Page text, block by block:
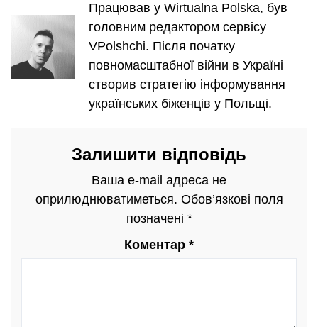
Працював у Wirtualna Polska, був
головним редактором сервісу
VPolshchi. Після початку
повномасштабної війни в Україні
створив стратегію інформування
українських біженців у Польщі.
Залишити відповідь
Ваша e-mail адреса не
оприлюднюватиметься. Обов’язкові поля
позначені *
Коментар *